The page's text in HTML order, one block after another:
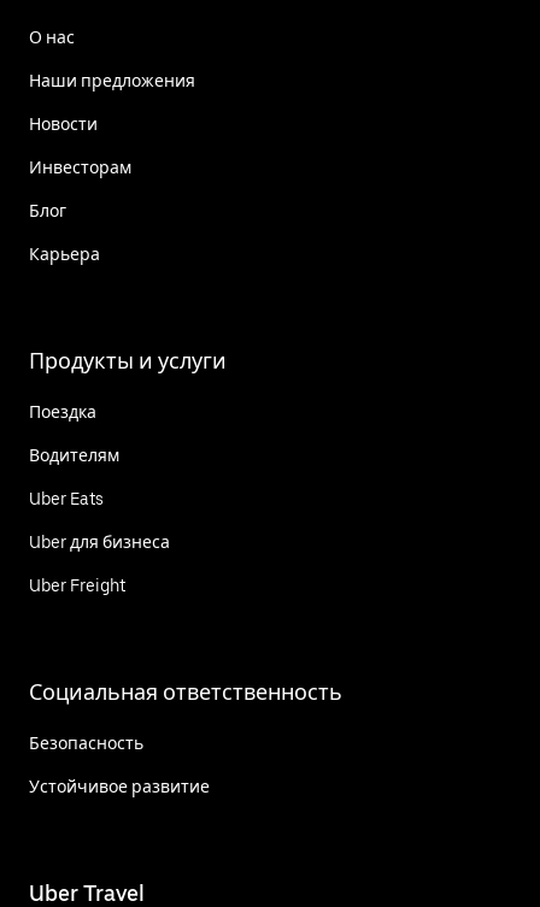
О нас
Наши предложения
Новости
Инвесторам
Блог
Карьера
Продукты и услуги
Поездка
Водителям
Uber Eats
Uber для бизнеса
Uber Freight
Социальная ответственность
Безопасность
Устойчивое развитие
Uber Travel